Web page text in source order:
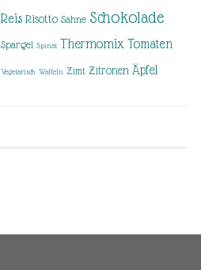
Reis Risotto Sahne Schokolade
Spargel Spinat Thermomix Tomaten
Vegetarisch Waffeln Zimt Zitronen Äpfel